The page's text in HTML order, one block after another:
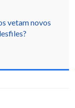
vetam novos